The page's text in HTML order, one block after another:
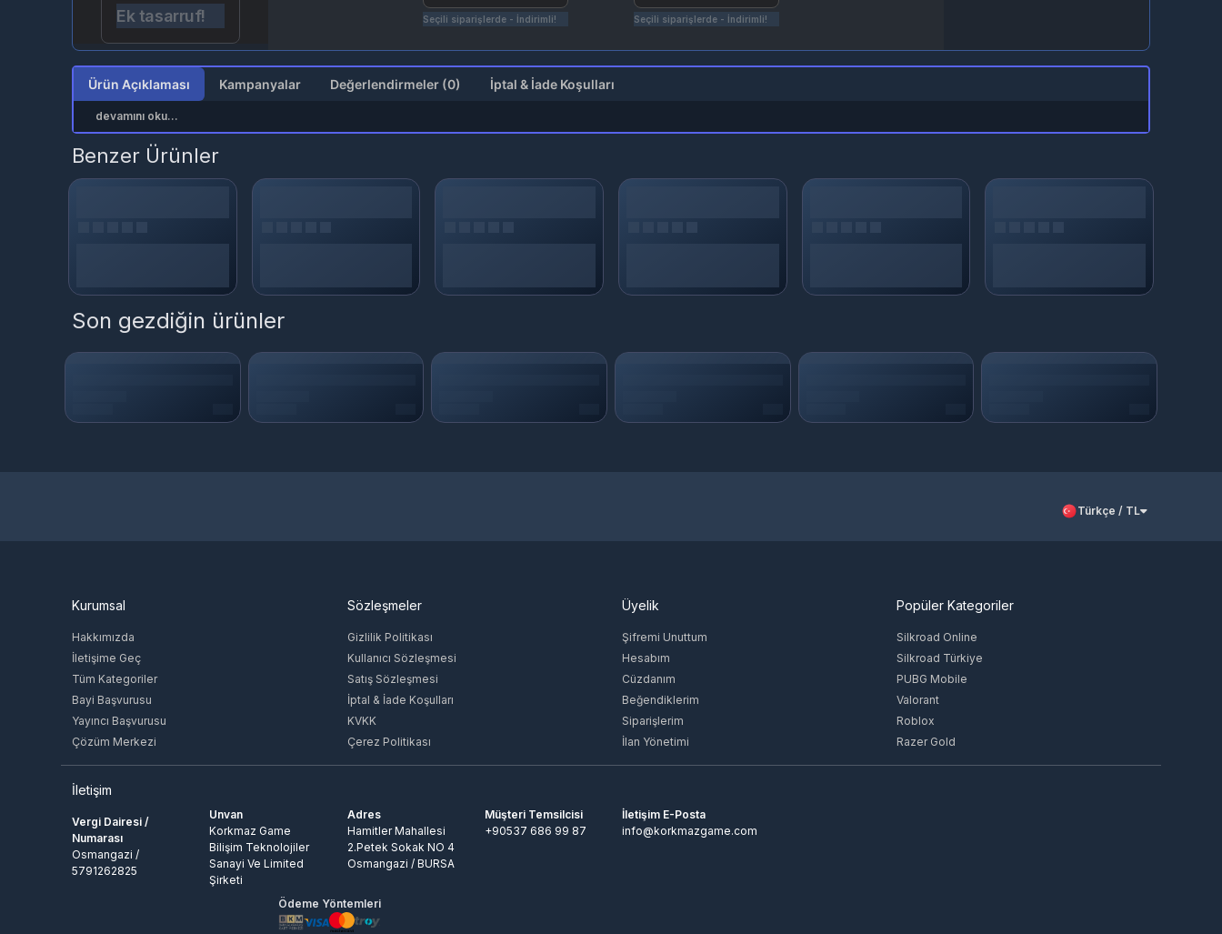
Ek tasarruf! Seçili siparişlerde - İndirimli! Seçili siparişlerde - İndirimli!
Ürün Açıklaması Kampanyalar Değerlendirmeler (0) İptal & İade Koşulları
devamını oku...
Benzer Ürünler
Son gezdiğin ürünler
Türkçe / TL
Kurumsal
Hakkımızda
İletişime Geç
Tüm Kategoriler
Bayi Başvurusu
Yayıncı Başvurusu
Çözüm Merkezi
Sözleşmeler
Gizlilik Politikası
Kullanıcı Sözleşmesi
Satış Sözleşmesi
İptal & İade Koşulları
KVKK
Çerez Politikası
Üyelik
Şifremi Unuttum
Hesabım
Cüzdanım
Beğendiklerim
Siparişlerim
İlan Yönetimi
Popüler Kategoriler
Silkroad Online
Silkroad Türkiye
PUBG Mobile
Valorant
Roblox
Razer Gold
İletişim
Vergi Dairesi /
Numarası
Osmangazi /
5791262825
Unvan
Korkmaz Game
Bilişim Teknolojiler
Sanayi Ve Limited
Şirketi
Adres
Hamitler Mahallesi
2.Petek Sokak NO 4
Osmangazi / BURSA
Müşteri Temsilcisi
+90537 686 99 87
İletişim E-Posta
info@korkmazgame.com
Ödeme Yöntemleri